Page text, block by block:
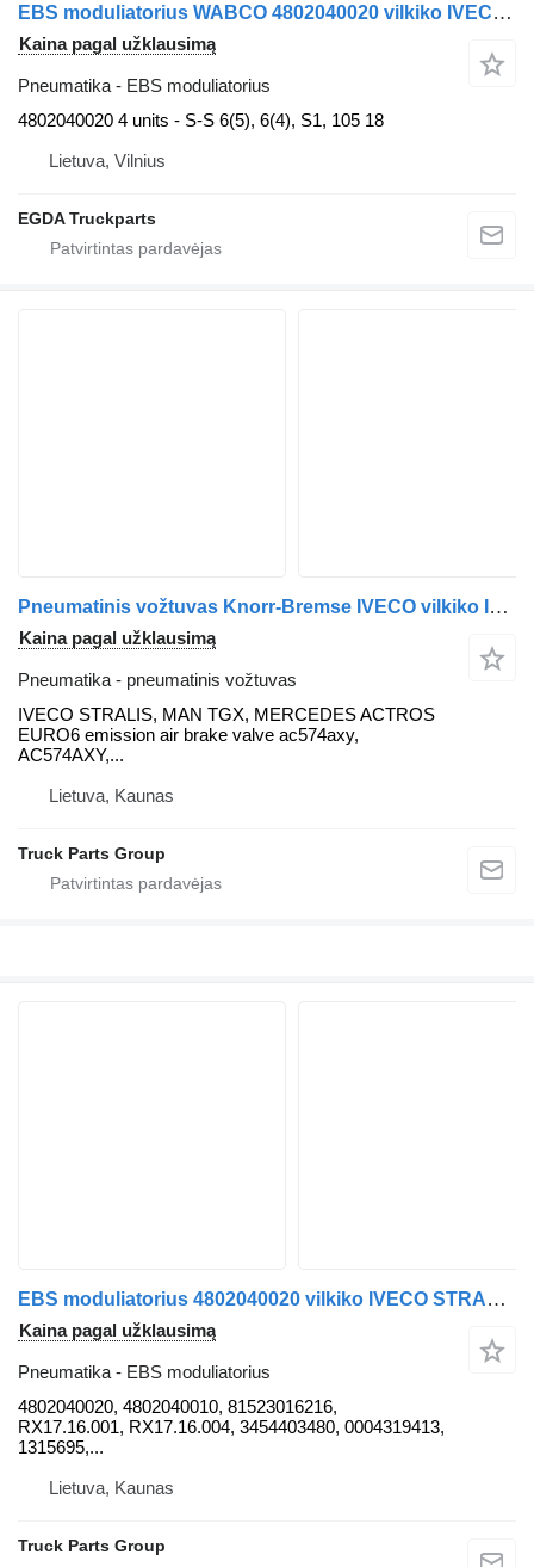
EBS moduliatorius WABCO 4802040020 vilkiko IVECO STRALIS 6
Kaina pagal užklausimą
Pneumatika - EBS moduliatorius
4802040020 4 units - S-S 6(5), 6(4), S1, 105 18
Lietuva, Vilnius
EGDA Truckparts
Pneumatinis vožtuvas Knorr-Bremse IVECO vilkiko IVECO STRALIS, MAN TGX, MERCEDES ACTROS
Kaina pagal užklausimą
Pneumatika - pneumatinis vožtuvas
IVECO STRALIS, MAN TGX, MERCEDES ACTROS
EURO6 emission air brake valve ac574axy,
AC574AXY,...
Lietuva, Kaunas
Truck Parts Group
EBS moduliatorius 4802040020 vilkiko IVECO STRALIS EURO6 HI-WAY, MAN TGX, TGA TGL, TGM EURO6; MERCEDES ACTROS MP2 / MP3, ATEGO, ATEGO 2, AXOR, AXOR 2
Kaina pagal užklausimą
Pneumatika - EBS moduliatorius
4802040020, 4802040010, 81523016216,
RX17.16.001, RX17.16.004, 3454403480, 0004319413,
1315695,...
Lietuva, Kaunas
Truck Parts Group